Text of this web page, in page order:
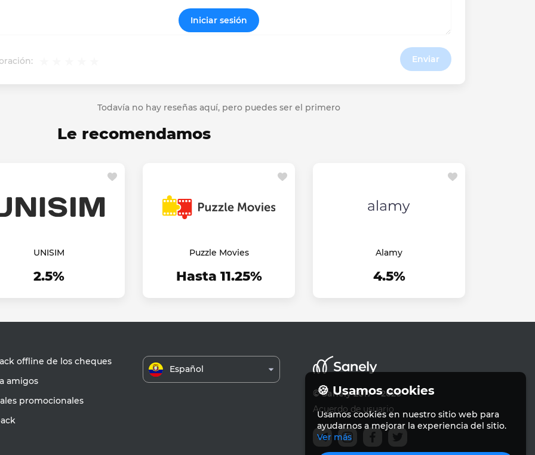
Enviar
Iniciar sesión
Todavía no hay reseñas aquí, pero puedes ser el primero
Le recomendamos
UNISIM
2.5%
Puzzle Movies
Hasta 11.25%
Alamy
4.5%
offline de los cheques
amigos
promocionales
Español
© Sanely 2017 – 2026
Acuerdo de usuario
🍪 Usamos cookies
Usamos cookies en nuestro sitio web para
ayudarnos a mejorar la experiencia del sitio.
Ver más